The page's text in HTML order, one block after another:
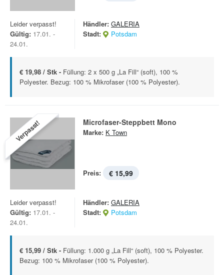
Leider verpasst!
Gültig: 17.01. -
24.01.
Händler: GALERIA
Stadt:
Potsdam
€ 19,98 / Stk - Füllung: 2 x 500 g „La Fill“ (soft), 100 %
Polyester. Bezug: 100 % Mikrofaser (100 % Polyester).
Verpasst! Microfaser-Steppbett Mono
Marke: K Town
Preis: € 15,99
Leider verpasst!
Gültig: 17.01. -
24.01.
Händler: GALERIA
Stadt:
Potsdam
€ 15,99 / Stk - Füllung: 1.000 g „La Fill“ (soft), 100 % Polyester.
Bezug: 100 % Mikrofaser (100 % Polyester).